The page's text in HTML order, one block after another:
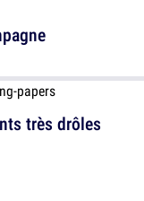
très drôles